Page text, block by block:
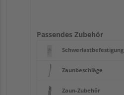
Passendes Zubehör
Schwerlastbefestigung
Zaunbeschläge
Zaun-Zubehör